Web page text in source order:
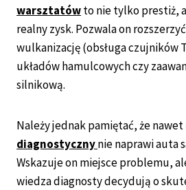
warsztatówto nie tylko prestiż,
realny zysk. Pozwala on
wulkanizację (obsługa czujników
układów hamulcowych czy
silnikową.
Należy jednak pamiętać, że
diagnostycznynie naprawi auta
Wskazuje on miejsce problemu,
wiedza diagnosty decydują o